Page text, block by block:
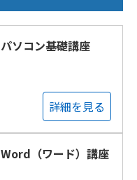
パソコン基礎講座
詳細を見る
Word（ワード）講座